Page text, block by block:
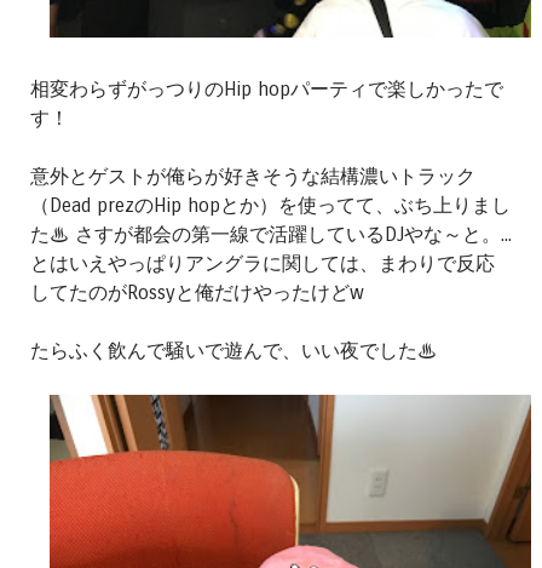
相変わらずがっつりのHip hopパーティで楽しかったで
す！
意外とゲストが俺らが好きそうな結構濃いトラック
（Dead prezのHip hopとか）を使ってて、ぶち上りまし
た♨ さすが都会の第一線で活躍しているDJやな～と。...
とはいえやっぱりアングラに関しては、まわりで反応
してたのがRossyと俺だけやったけどw
たらふく飲んで騒いで遊んで、いい夜でした♨